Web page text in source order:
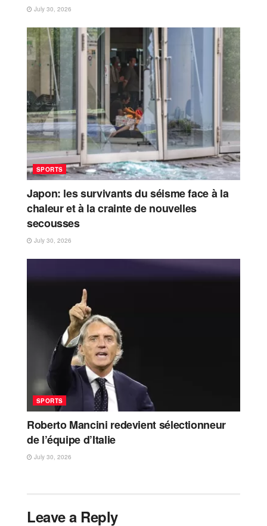
July 30, 2026
SPORTS
Japon: les survivants du séisme face à la
chaleur et à la crainte de nouvelles
secousses
July 30, 2026
SPORTS
Roberto Mancini redevient sélectionneur
de l’équipe d’Italie
July 30, 2026
Leave a Reply